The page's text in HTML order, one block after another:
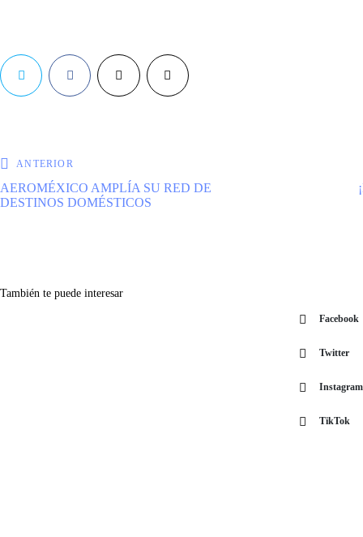
ANTERIOR
AEROMÉXICO AMPLÍA SU RED DE
DESTINOS DOMÉSTICOS
También te puede interesar
Facebook
Twitter
Instagram
TikTok